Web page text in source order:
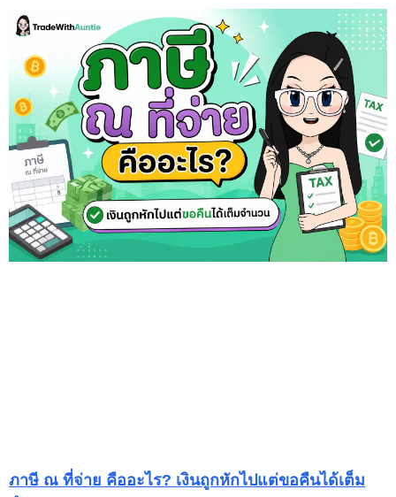
ภาษี ณ ที่จ่าย คืออะไร? เงินถูกหักไปแต่ขอคืนได้เต็ม